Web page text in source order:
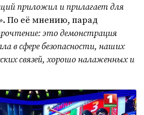
приложил и прилагает для
. По её мнению, парад
это демонстрация
в сфере безопасности, наших
связей, хорошо налаженных и